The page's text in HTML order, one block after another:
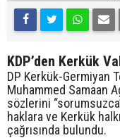
KDP’den Kerkük
DP Kerkük-Germiyan
Muhammed Samaan
sözlerini
haklara ve Kerkük
çağrısında bulundu.